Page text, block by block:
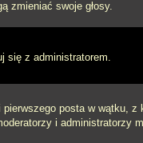
zmieniać swoje głosy.
się z administratorem.
posta w wątku,
i administratorzy